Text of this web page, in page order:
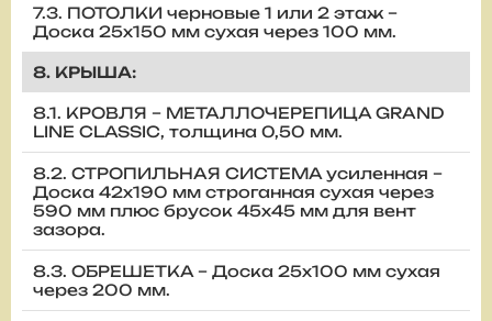
7.3. ПОТОЛКИ черновые 1 или 2 этаж –
Доска 25х150 мм сухая через 100 мм.
8. КРЫША:
8.1. КРОВЛЯ – МЕТАЛЛОЧЕРЕПИЦА GRAND
LINE CLASSIC, толщина 0,50 мм.
8.2. СТРОПИЛЬНАЯ СИСТЕМА усиленная –
Доска 42х190 мм строганная сухая через
590 мм плюс брусок 45х45 мм для вент
зазора.
8.3. ОБРЕШЕТКА – Доска 25х100 мм сухая
через 200 мм.